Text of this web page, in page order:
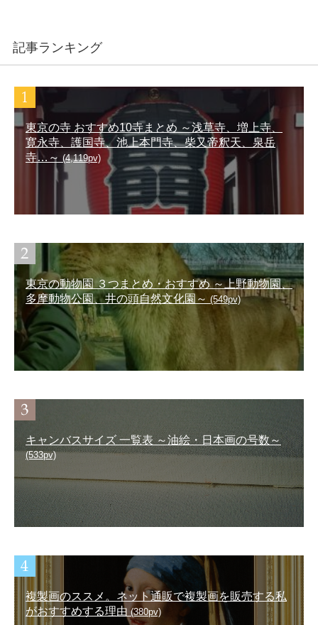
記事ランキング
東京の寺 おすすめ10寺まとめ ～浅草寺、増上寺、
寛永寺、護国寺、池上本門寺、柴又帝釈天、泉岳
寺…～ (4,119pv)
東京の動物園 ３つまとめ・おすすめ ～上野動物園、
多摩動物公園、井の頭自然文化園～ (549pv)
キャンバスサイズ 一覧表 ～油絵・日本画の号数～
(533pv)
複製画のススメ。ネット通販で複製画を販売する私
がおすすめする理由 (380pv)